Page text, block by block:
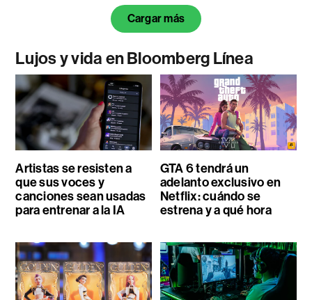
Cargar más
Lujos y vida en Bloomberg Línea
Artistas se resisten a
que sus voces y
canciones sean usadas
para entrenar a la IA
GTA 6 tendrá un
adelanto exclusivo en
Netflix: cuándo se
estrena y a qué hora